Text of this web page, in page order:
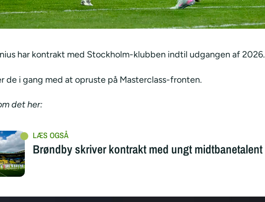
har kontrakt med Stockholm-klubben indtil udgangen af 2026.
de i gang med at opruste på Masterclass-fronten.
det her:
Brøndby skriver kontrakt med ungt midtbanetalent